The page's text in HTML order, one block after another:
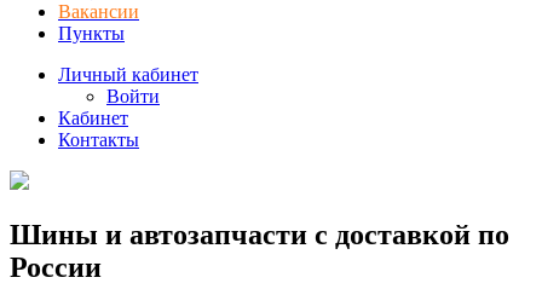
Вакансии
Пункты
Личный кабинет
Войти
Кабинет
Контакты
Шины и автозапчасти с доставкой по
России